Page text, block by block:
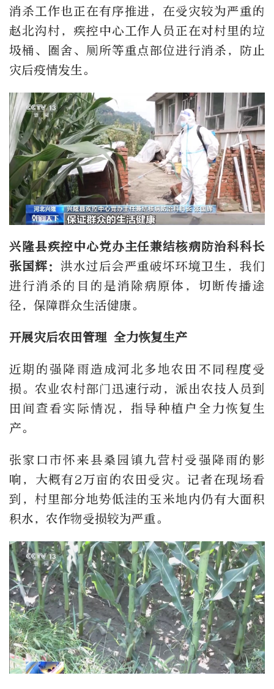
消杀工作也正在有序推进，在受灾较为严重的
赵北沟村，疾控中心工作人员正在对村里的垃
圾桶、圈舍、厕所等重点部位进行消杀，防止
灾后疫情发生。
兴隆县疾控中心党办主任兼结核病防治科科长
张国辉： 洪水过后会严重破坏环境卫生，我们
进行消杀的目的是消除病原体，切断传播途
径，保障群众生活健康。
开展灾后农田管理 全力恢复生产
近期的强降雨造成河北多地农田不同程度受
损。农业农村部门迅速行动，派出农技人员到
田间查看实际情况，指导种植户全力恢复生
产。
张家口市怀来县桑园镇九营村受强降雨的影
响，大概有2万亩的农田受灾。记者在现场看
到，村里部分地势低洼的玉米地内仍有大面积
积水，农作物受损较为严重。